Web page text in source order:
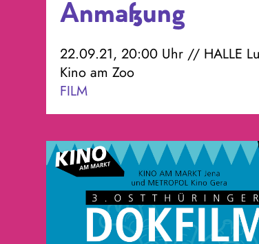
Anmaßung
22.09.21, 20:00 Uhr // HALLE
Kino am Zoo
FILM